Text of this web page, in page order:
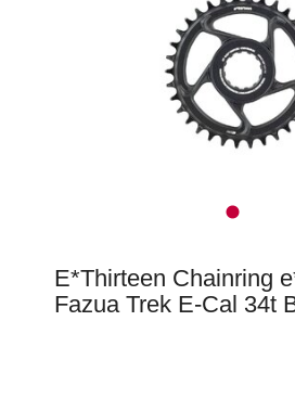
E*Thirteen Chainring
Fazua Trek E-Cal 34t